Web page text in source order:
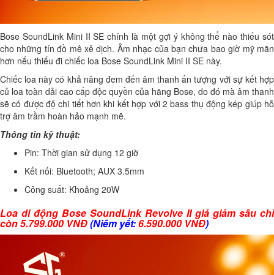
Bose SoundLink Mini II SE chính là một gợi ý không thể nào thiếu sót
cho những tín đồ mê xê dịch. Âm nhạc của bạn chưa bao giờ mỹ mãn
hơn nếu thiếu đi chiếc loa Bose SoundLink Mini II SE này.
Chiếc loa này có khả năng đem đến âm thanh ấn tượng với sự kết hợp
củ loa toàn dải cao cấp độc quyền của hãng Bose, do đó mà âm thanh
sẽ có được độ chi tiết hơn khi kết hợp với 2 bass thụ động kép giúp hỗ
trợ âm trầm hoàn hảo mạnh mẽ.
Thông tin kỹ thuật:
Pin: Thời gian sử dụng 12 giờ
Kết nối: Bluetooth; AUX 3.5mm
Công suất: Khoảng 20W
Loa di động Bose SoundLink Revolve II giá giảm sâu chỉ
còn 5.799.000 VNĐ(Niêm yết:6.590.000 VNĐ)